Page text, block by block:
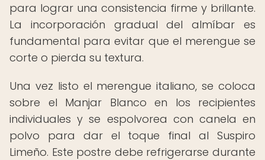
para lograr una consistencia firme y brillante.
La incorporación gradual del almíbar es
fundamental para evitar que el merengue se
corte o pierda su textura.
Una vez listo el merengue italiano, se coloca
sobre el Manjar Blanco en los recipientes
individuales y se espolvorea con canela en
polvo para dar el toque final al Suspiro
Limeño. Este postre debe refrigerarse durante